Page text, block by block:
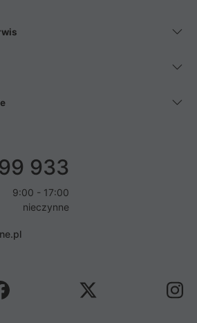
933
9:00 - 17:00
nieczynne